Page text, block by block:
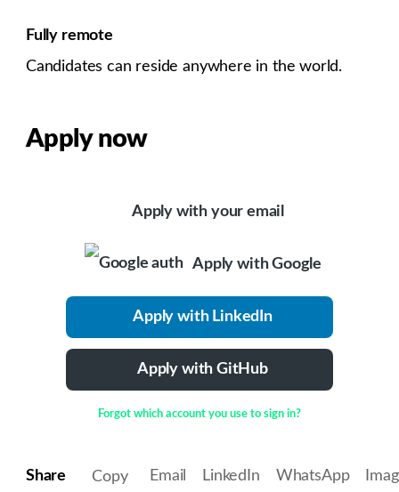
Fully remote
Candidates can reside anywhere in the world.
Apply now
Apply with your email
Apply with Google
Apply with LinkedIn
Apply with GitHub
Forgot which account you use to sign in?
Share
Copy
Email LinkedIn WhatsApp